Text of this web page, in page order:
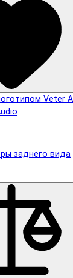
заднего вида